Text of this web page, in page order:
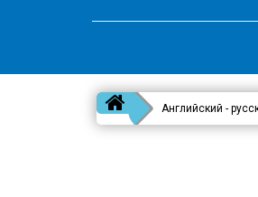
Английский -